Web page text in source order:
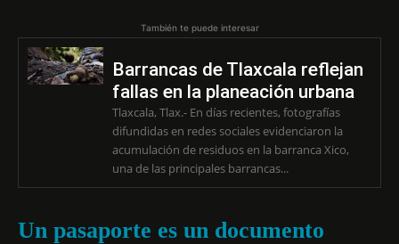
También te puede interesar
Barrancas de Tlaxcala reflejan
fallas en la planeación urbana
Tlaxcala, Tlax.- En días recientes, fotografías
difundidas en redes sociales evidenciaron la
acumulación de residuos en la barranca Xico,
una de las principales barrancas...
Un pasaporte es un documento